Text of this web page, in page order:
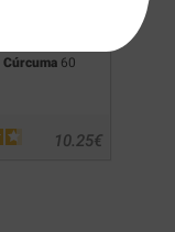
Cúrcuma 60
€
10.25